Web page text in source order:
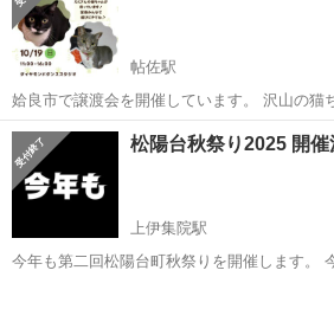
メ...
帖佐駅
姶良市で譲渡会を開催しています。 沢山の猫
を待っています。 予約は不要です。 ぜひ、
さい！
鹿児島 姶良市 帖佐駅 地域/お祭り
松陽台秋祭り2025 開催
上伊集院駅
今年も第二回松陽台町秋祭りを開催します。